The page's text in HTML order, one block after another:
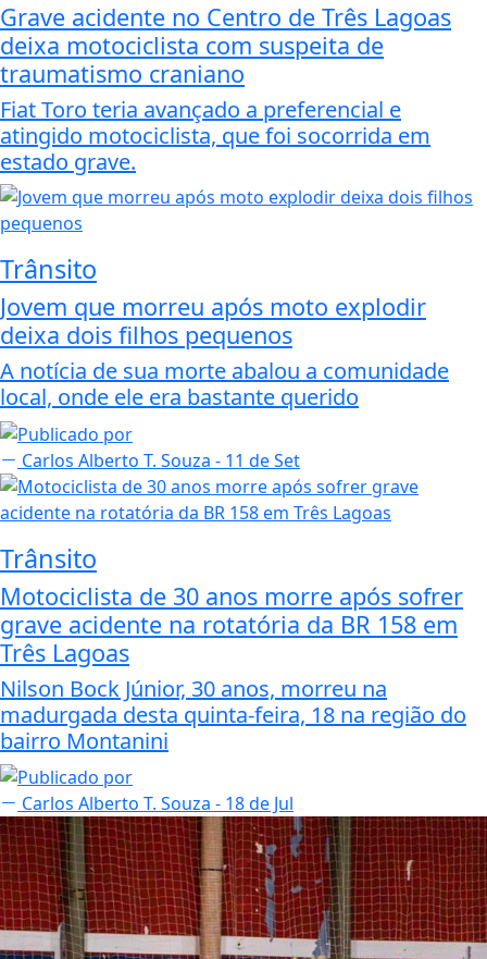
Grave acidente no Centro de Três Lagoas
deixa motociclista com suspeita de
traumatismo craniano
Fiat Toro teria avançado a preferencial e
atingido motociclista, que foi socorrida em
estado grave.
Trânsito
Jovem que morreu após moto explodir
deixa dois filhos pequenos
A notícia de sua morte abalou a comunidade
local, onde ele era bastante querido
Carlos Alberto T. Souza - 11 de Set
Trânsito
Motociclista de 30 anos morre após sofrer
grave acidente na rotatória da BR 158 em
Três Lagoas
Nilson Bock Júnior, 30 anos, morreu na
madurgada desta quinta-feira, 18 na região do
bairro Montanini
Carlos Alberto T. Souza - 18 de Jul